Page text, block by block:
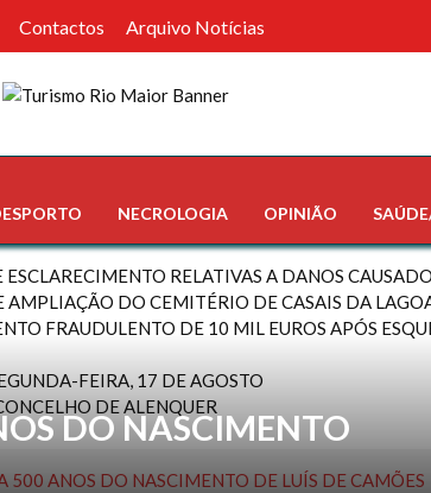
Contactos Arquivo Notícias
NECROLOGIA OPINIÃO
RELATIVAS A DANOS
DO CEMITÉRIO DE CASAIS DA
FRAUDULENTO DE 10 MIL EUROS APÓS
FEIRA, 17 DE AGOSTO
DE ALENQUER
500 ANOS DO NASCIMENTO DE LUÍS DE CAMÕES
DO NASCIMENTO